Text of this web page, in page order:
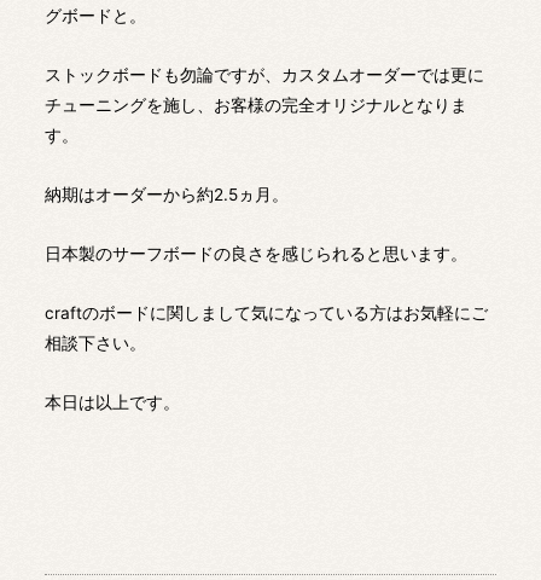
グボードと。
ストックボードも勿論ですが、カスタムオーダーでは更に
チューニングを施し、お客様の完全オリジナルとなりま
す。
納期はオーダーから約2.5ヵ月。
日本製のサーフボードの良さを感じられると思います。
craftのボードに関しまして気になっている方はお気軽にご
相談下さい。
本日は以上です。